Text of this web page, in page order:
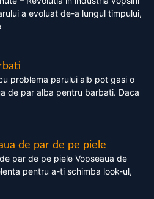
a evoluat de-a lungul timpului,
problema parului alb pot gasi o
de par alba pentru barbati. Daca
de par de pe piele
par de pe piele Vopseaua de
pentru a-ti schimba look-ul,